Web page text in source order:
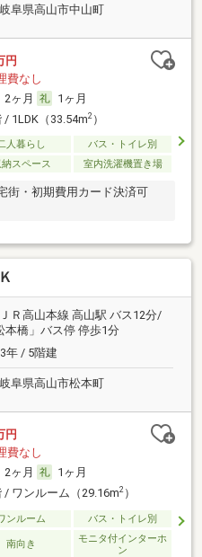
岐阜県高山市中山町
円
費なし
2ヶ月
1ヶ月
/ 1LDK（33.54m2）
人暮らし
バス・トイレ別
スペース 室内洗濯機置き場
街・初期費用カード決済可
ＪＲ高山本線 高山駅 バス12分/
本橋」バス停 停歩1分
年 / 5階建
岐阜県高山市松本町
円
費なし
2ヶ月
1ヶ月
/ ワンルーム（29.16m2）
ンルーム バス・トイレ別
南向き
モニタ付インターホ
ン